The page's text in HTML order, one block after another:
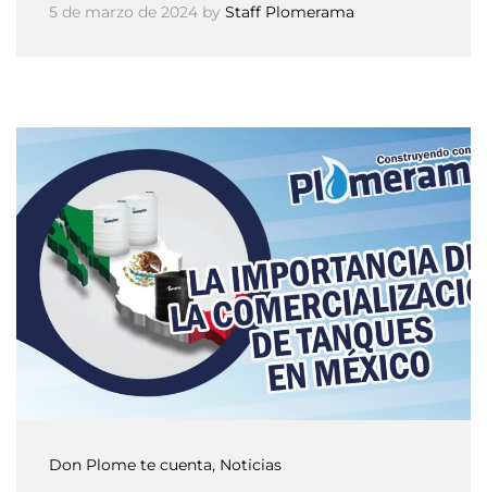
5 de marzo de 2024 by Staff Plomerama
Don Plome te cuenta, Noticias